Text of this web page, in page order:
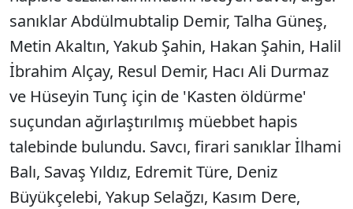
sanıklar Abdülmubtalip Demir, Talha Güneş,
Metin Akaltın, Yakub Şahin, Hakan Şahin, Halil
İbrahim Alçay, Resul Demir, Hacı Ali Durmaz
ve Hüseyin Tunç için de 'Kasten öldürme'
suçundan ağırlaştırılmış müebbet hapis
talebinde bulundu. Savcı, firari sanıklar İlhami
Balı, Savaş Yıldız, Edremit Türe, Deniz
Büyükçelebi, Yakup Selağzı, Kasım Dere,